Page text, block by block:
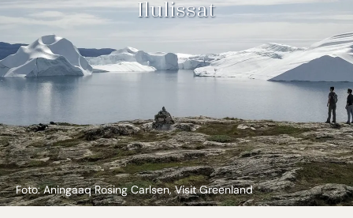
Ilulissat
Foto: Aningaaq Rosing Carlsen, Visit Greenland